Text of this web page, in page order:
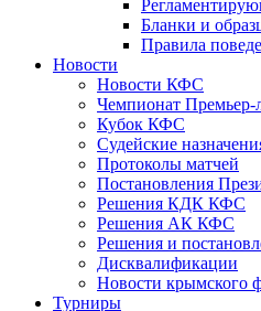
Бланки и
Правила
Новости
Новости КФС
Чемпионат
Кубок КФС
Судейские
Протоколы матчей
Постановления
Решения КДК КФС
Решения АК КФС
Решения и
Дисквалификации
Новости крымского
Турниры